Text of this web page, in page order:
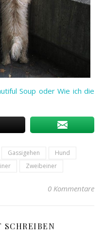
Soup oder Wie ich die
Gassigehen
Hund
Zweibeiner
0 Kommentare
SCHREIBEN